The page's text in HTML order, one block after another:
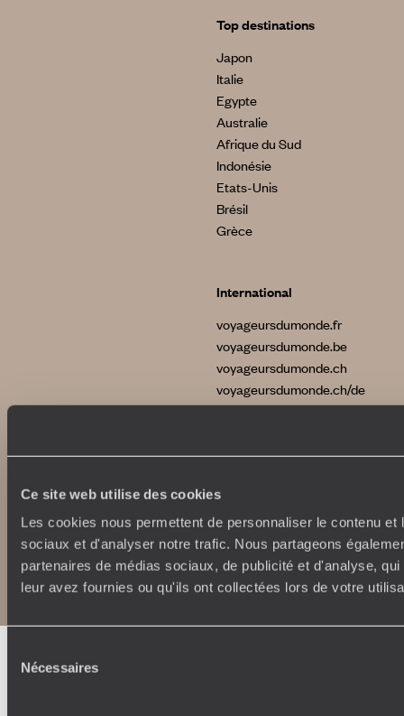
Ce site web utilise des cookies
Les cookies nous permettent de personnaliser le contenu
sociaux et d'analyser notre trafic. Nous partageons
partenaires de médias sociaux, de publicité et d'analyse,
leur avez fournies ou qu'ils ont collectées lors de votre
Nécessaires
Top destinations
Japon
Italie
Egypte
Australie
Afrique du Sud
Indonésie
Etats-Unis
Brésil
Grèce
International
voyageursdumonde.fr
voyageursdumonde.be
voyageursdumonde.ch
voyageursdumonde.ch/de
voyageursdumonde.com
CopyrightsPlan du site
Politique de confidentialité et de Cookies
Notice légale et CGU